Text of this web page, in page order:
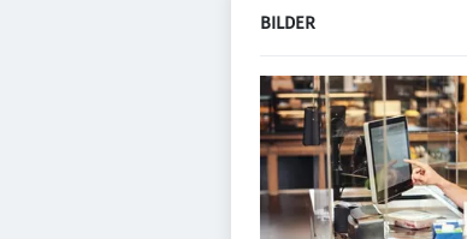
BILDER